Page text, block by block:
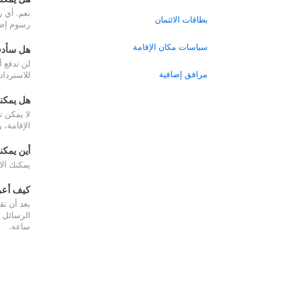
بطاقات الائتمان
سياسات مكان الإقامة
مرافق إضافية
نعم. أي
رسوم
هل
لن تدفع
هل
لا يمكن
أين
يمكنك
كيف
بعد أن
ساعة.